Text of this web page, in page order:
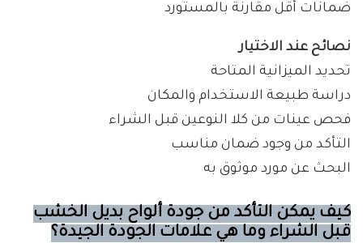
ضمانات أقل مقارنة بالمستورد
نصائح عند الاختيار
تحديد الميزانية المتاحة
دراسة طبيعة الاستخدام والمكان
فحص عينات من كلا النوعين قبل الشراء
التأكد من وجود ضمان مناسب
البحث عن مورد موثوق به
كيف يمكن التأكد من جودة ألواح بديل الخشب
قبل الشراء وما هي علامات الجودة الجيدة؟